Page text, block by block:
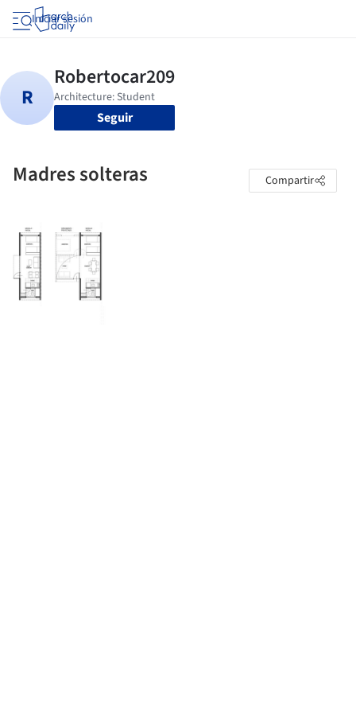
Iniciar sesión
Seguir
Madres solteras Compartir